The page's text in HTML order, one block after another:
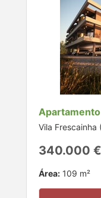
Vila Frescainha
340.000 €
Área: 109 m²